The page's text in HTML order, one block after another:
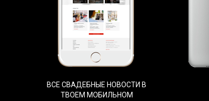
ВСЕ СВАДЕБНЫЕ НОВОСТИ В
ТВОЕМ МОБИЛЬНОМ